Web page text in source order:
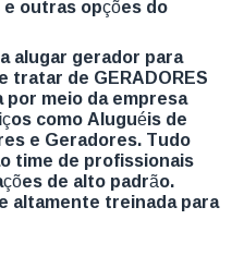
alugar gerador para
tratar de GERADORES
por meio da empresa
como Aluguéis de
e Geradores. Tudo
time de profissionais
de alto padrão.
altamente treinada para